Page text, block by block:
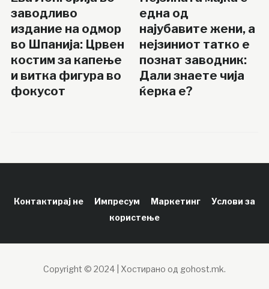
заводливо
издание на одмор
во Шпанија: Црвен
костим за капење
и витка фигура во
фокусот
една од
најубавите жени, а
нејзиниот татко е
познат заводник:
Дали знаете чија
ќерка е?
Контактирај не Импресум Маркетинг
Услови за
користење
Copyright © 2024 | Хостирано од gohost.mk.